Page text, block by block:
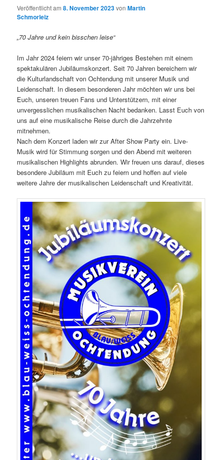
Veröffentlicht am8. November 2023vonMartin
Schmorleiz
„70 Jahre und kein bisschen leise“
Im Jahr 2024 feiern wir unser 70-jähriges Bestehen mit einem
spektakulären Jubiläumskonzert. Seit 70 Jahren bereichern wir
die Kulturlandschaft von Ochtendung mit unserer Musik und
Leidenschaft. In diesem besonderen Jahr möchten wir uns bei
Euch, unseren treuen Fans und Unterstützern, mit einer
unvergesslichen musikalischen Nacht bedanken. Lasst Euch von
uns auf eine musikalische Reise durch die Jahrzehnte
mitnehmen.
Nach dem Konzert laden wir zur After Show Party ein. Live-
Musik wird für Stimmung sorgen und den Abend mit weiteren
musikalischen Highlights abrunden. Wir freuen uns darauf, dieses
besondere Jubiläum mit Euch zu feiern und hoffen auf viele
weitere Jahre der musikalischen Leidenschaft und Kreativität.